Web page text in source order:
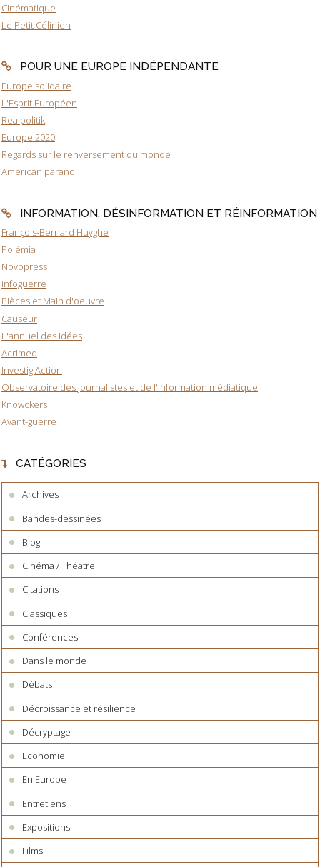
Cinématique
Le Petit Célinien
POUR UNE EUROPE INDÉPENDANTE
Europe solidaire
L'Esprit Européen
Realpolitik
Europe 2020
Regards sur le renversement du monde
American parano
INFORMATION, DÉSINFORMATION ET RÉINFORMATION
François-Bernard Huyghe
Polémia
Novopress
Infoguerre
Pièces et Main d'oeuvre
Causeur
L'annuel des idées
Acrimed
Investig'Action
Observatoire des journalistes et de l'information médiatique
Knowckers
Avant-guerre
CATÉGORIES
Archives
Bandes-dessinées
Blog
Cinéma / Théatre
Citations
Classiques
Conférences
Dans le monde
Débats
Décroissance et résilience
Décryptage
Economie
En Europe
Entretiens
Expositions
Films